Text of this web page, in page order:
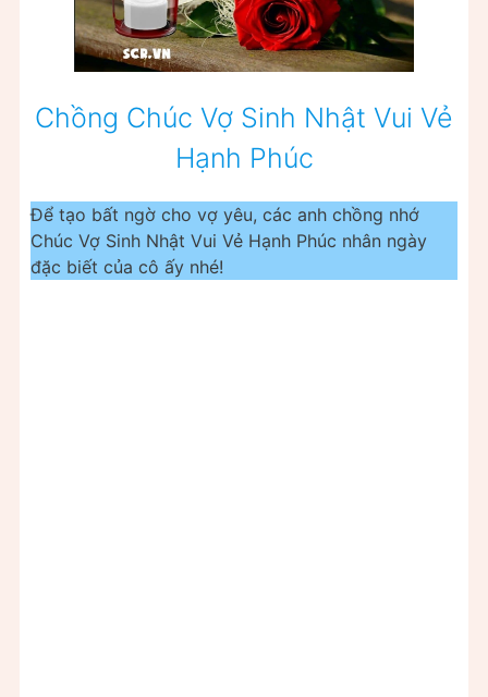
Chồng Chúc Vợ Sinh Nhật Vui Vẻ
Hạnh Phúc
Để tạo bất ngờ cho vợ yêu, các anh chồng nhớ
Chúc Vợ Sinh Nhật Vui Vẻ Hạnh Phúc nhân ngày
đặc biết của cô ấy nhé!